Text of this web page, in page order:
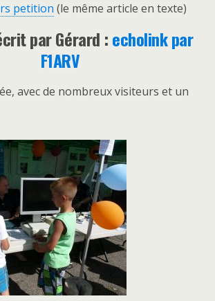
petition (le même article en texte)
par Gérard :echolink par
F1ARV
avec de nombreux visiteurs et un